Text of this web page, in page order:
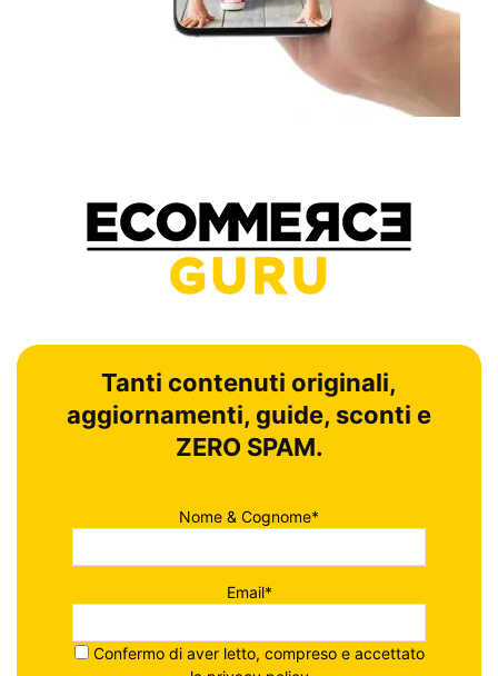
Tanti contenuti originali,
aggiornamenti, guide, sconti e
ZERO SPAM.
Nome & Cognome*
Email*
Confermo di aver letto, compreso e accettato